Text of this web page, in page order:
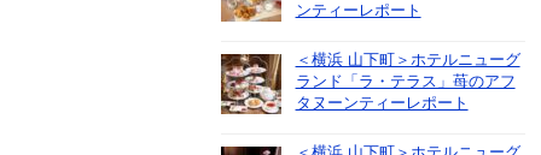
ンティーレポート
＜横浜 山下町＞ホテルニューグ
ランド「ラ・テラス」苺のアフ
タヌーンティーレポート